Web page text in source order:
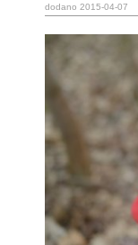
dodano 2015-04-07